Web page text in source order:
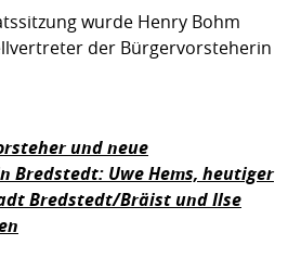
wurde Henry Bohm
der Bürgervorsteherin
und neue
Bredstedt: Uwe Hems, heutiger
Bredstedt/Bräist und Ilse